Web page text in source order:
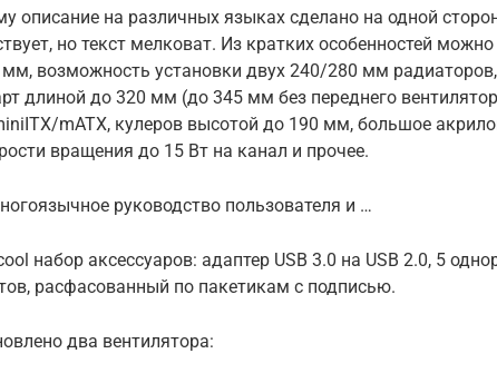
описание на различных языках сделано на одной
но текст мелковат. Из кратких особенностей
возможность установки двух 240/280 мм радиаторов,
длиной до 320 мм (до 345 мм без переднего
mATX, кулеров высотой до 190 мм, большое
вращения до 15 Вт на канал и прочее.
руководство пользователя и …
набор аксессуаров: адаптер USB 3.0 на USB 2.0, 5
расфасованный по пакетикам с подписью.
два вентилятора: